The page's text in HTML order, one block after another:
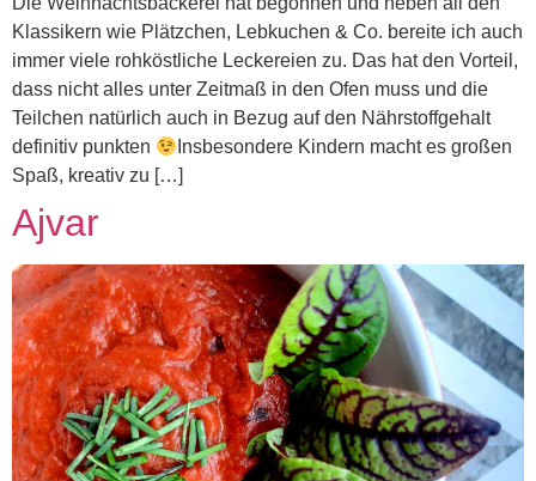
Klassikern wie Plätzchen, Lebkuchen & Co. bereite ich auch
immer viele rohköstliche Leckereien zu. Das hat den Vorteil,
dass nicht alles unter Zeitmaß in den Ofen muss und die
Teilchen natürlich auch in Bezug auf den Nährstoffgehalt
definitiv punkten
Insbesondere Kindern macht es großen
Spaß, kreativ zu […]
Ajvar